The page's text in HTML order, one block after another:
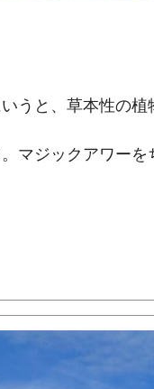
うと、草本性の植
マジックアワー